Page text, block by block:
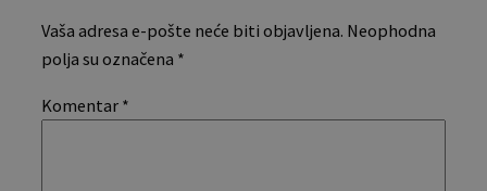
Vaša adresa e-pošte neće biti objavljena. Neophodna
polja su označena *
Komentar *